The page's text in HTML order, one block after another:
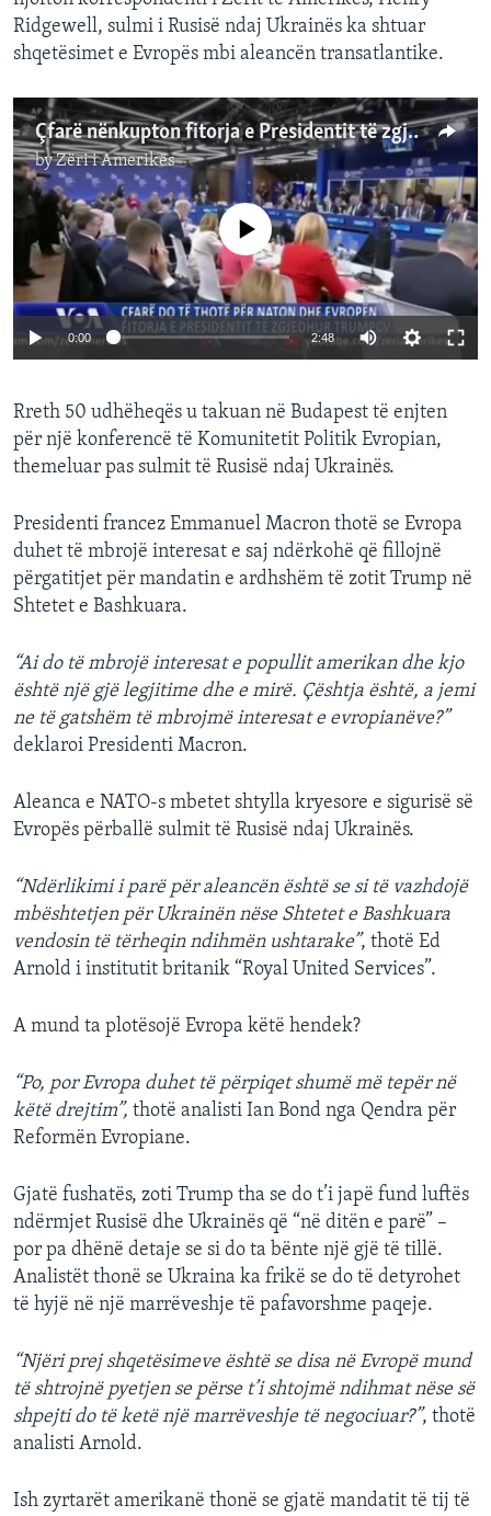
Ridgewell, sulmi i Rusisë ndaj Ukrainës ka shtuar
shqetësimet e Evropës mbi aleancën transatlantike.
Çfarë nënkupton fitorja e Presidentit të zgjedhur Trump për NATO-n dhe Evropën?
byZëri i Amerikës
No media source currently available
0:00 2:48
Rreth 50 udhëheqës u takuan në Budapest të enjten
për një konferencë të Komunitetit Politik Evropian,
themeluar pas sulmit të Rusisë ndaj Ukrainës.
Presidenti francez Emmanuel Macron thotë se Evropa
duhet të mbrojë interesat e saj ndërkohë që fillojnë
përgatitjet për mandatin e ardhshëm të zotit Trump në
Shtetet e Bashkuara.
“Ai do të mbrojë interesat e popullit amerikan dhe kjo
është një gjë legjitime dhe e mirë. Çështja është, a jemi
ne të gatshëm të mbrojmë interesat e evropianëve?”
deklaroi Presidenti Macron.
Aleanca e NATO-s mbetet shtylla kryesore e sigurisë së
Evropës përballë sulmit të Rusisë ndaj Ukrainës.
“Ndërlikimi i parë për aleancën është se si të vazhdojë
mbështetjen për Ukrainën nëse Shtetet e Bashkuara
vendosin të tërheqin ndihmën ushtarake”, thotë Ed
Arnold i institutit britanik “Royal United Services”.
A mund ta plotësojë Evropa këtë hendek?
“Po, por Evropa duhet të përpiqet shumë më tepër në
këtë drejtim”, thotë analisti Ian Bond nga Qendra për
Reformën Evropiane.
Gjatë fushatës, zoti Trump tha se do t’i japë fund luftës
ndërmjet Rusisë dhe Ukrainës që “në ditën e parë” –
por pa dhënë detaje se si do ta bënte një gjë të tillë.
Analistët thonë se Ukraina ka frikë se do të detyrohet
të hyjë në një marrëveshje të pafavorshme paqeje.
“Njëri prej shqetësimeve është se disa në Evropë mund
të shtrojnë pyetjen se përse t’i shtojmë ndihmat nëse së
shpejti do të ketë një marrëveshje të negociuar?”, thotë
analisti Arnold.
Ish zyrtarët amerikanë thonë se gjatë mandatit të tij të